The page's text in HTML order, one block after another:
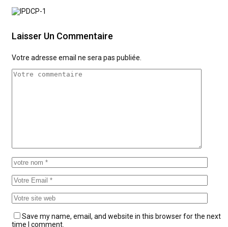
Laisser Un Commentaire
Votre adresse email ne sera pas publiée.
Save my name, email, and website in this browser for the next
time I comment.